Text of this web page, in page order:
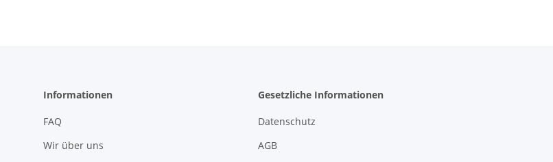
Informationen
FAQ
Wir über uns
Gesetzliche Informationen
Datenschutz
AGB